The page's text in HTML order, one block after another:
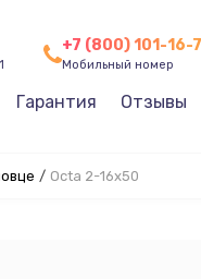
+7 (800) 101-16-
Мобильный номер
Гарантия Отзывы
/ Octa 2-16x50